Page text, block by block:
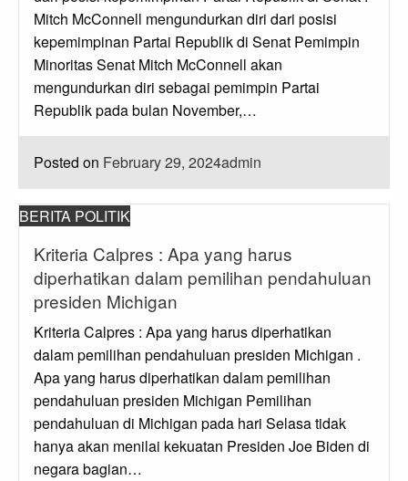
Mitch McConnell mengundurkan diri dari posisi
kepemimpinan Partai Republik di Senat Pemimpin
Minoritas Senat Mitch McConnell akan
mengundurkan diri sebagai pemimpin Partai
Republik pada bulan November,…
Posted on February 29, 2024admin
BERITA POLITIK
Kriteria Calpres : Apa yang harus
diperhatikan dalam pemilihan pendahuluan
presiden Michigan
Kriteria Calpres : Apa yang harus diperhatikan
dalam pemilihan pendahuluan presiden Michigan .
Apa yang harus diperhatikan dalam pemilihan
pendahuluan presiden Michigan Pemilihan
pendahuluan di Michigan pada hari Selasa tidak
hanya akan menilai kekuatan Presiden Joe Biden di
negara bagian…